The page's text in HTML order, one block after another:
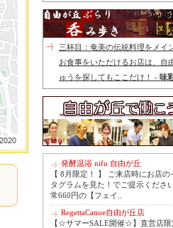
三杯目：奄美の伝統料理をメイ
お食事をいただけるお店は、自
ゅうを探してもここだけ！ - 味
発酵温浴 nifu 自由が丘
【 8月限定！ 】 ご来店時にお店の
タグラムを見た！でご提示くださ
常660円の【フェイ..
RegettaCanoe自由が丘店
【☆サマーSALE開催☆】直営店限